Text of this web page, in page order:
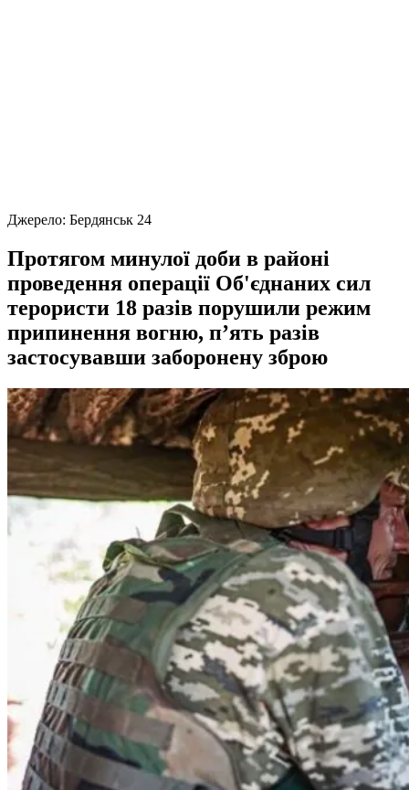
Джерело: Бердянськ 24
Протягом минулої доби в районі
проведення операції Об'єднаних сил
терористи 18 разів порушили режим
припинення вогню, п’ять разів
застосувавши заборонену зброю